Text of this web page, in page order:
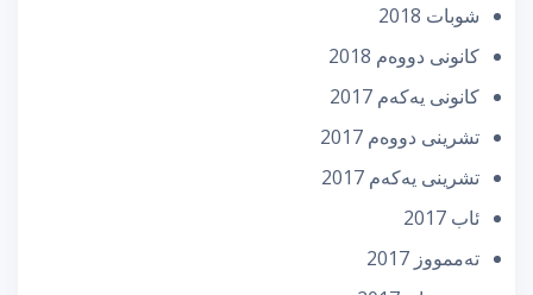
شوبات 2018
كانونی دووه‌م 2018
كانونی یه‌كه‌م 2017
تشرینی دووه‌م 2017
تشرینی یه‌كه‌م 2017
ئاب 2017
تەممووز 2017